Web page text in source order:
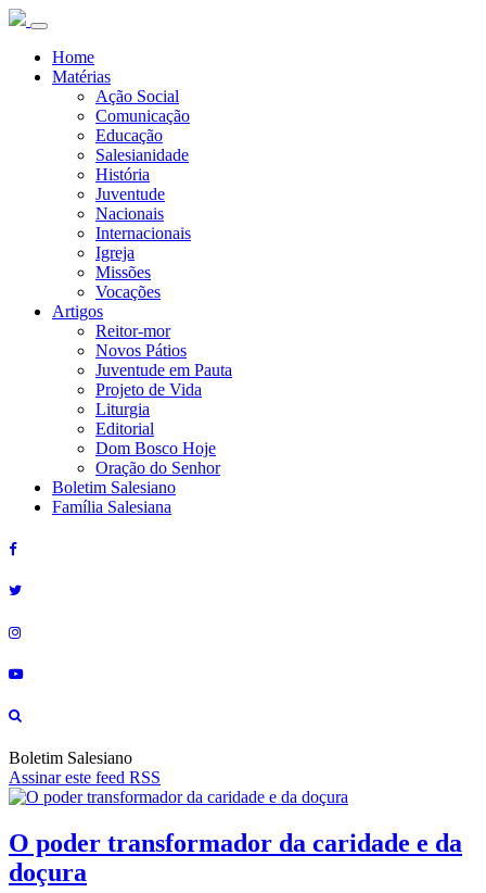
Home
Matérias
Ação Social
Comunicação
Educação
Salesianidade
História
Juventude
Nacionais
Internacionais
Igreja
Missões
Vocações
Artigos
Reitor-mor
Novos Pátios
Juventude em Pauta
Projeto de Vida
Liturgia
Editorial
Dom Bosco Hoje
Oração do Senhor
Boletim Salesiano
Família Salesiana
Boletim Salesiano
Assinar este feed RSS
O poder transformador da caridade e da
doçura